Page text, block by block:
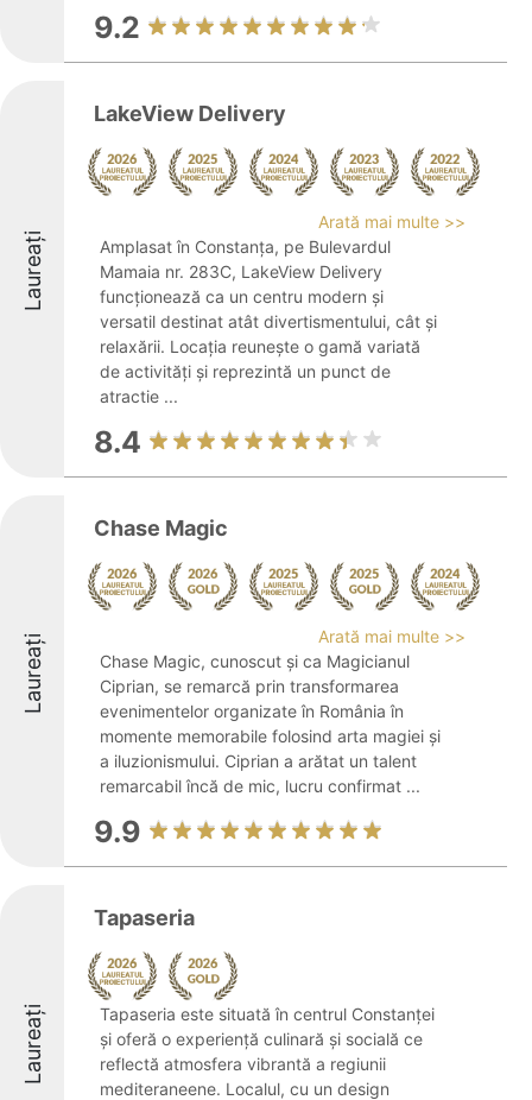
9.2
Laureați
LakeView Delivery
Arată mai multe >>
Amplasat în Constanța, pe Bulevardul
Mamaia nr. 283C, LakeView Delivery
funcționează ca un centru modern și
versatil destinat atât divertismentului, cât și
relaxării. Locația reunește o gamă variată
de activități și reprezintă un punct de
atractie ...
8.4
Laureați
Chase Magic
Arată mai multe >>
Chase Magic, cunoscut și ca Magicianul
Ciprian, se remarcă prin transformarea
evenimentelor organizate în România în
momente memorabile folosind arta magiei și
a iluzionismului. Ciprian a arătat un talent
remarcabil încă de mic, lucru confirmat ...
9.9
Laureați
Tapaseria
Tapaseria este situată în centrul Constanței
și oferă o experiență culinară și socială ce
reflectă atmosfera vibrantă a regiunii
mediteraneene. Localul, cu un design